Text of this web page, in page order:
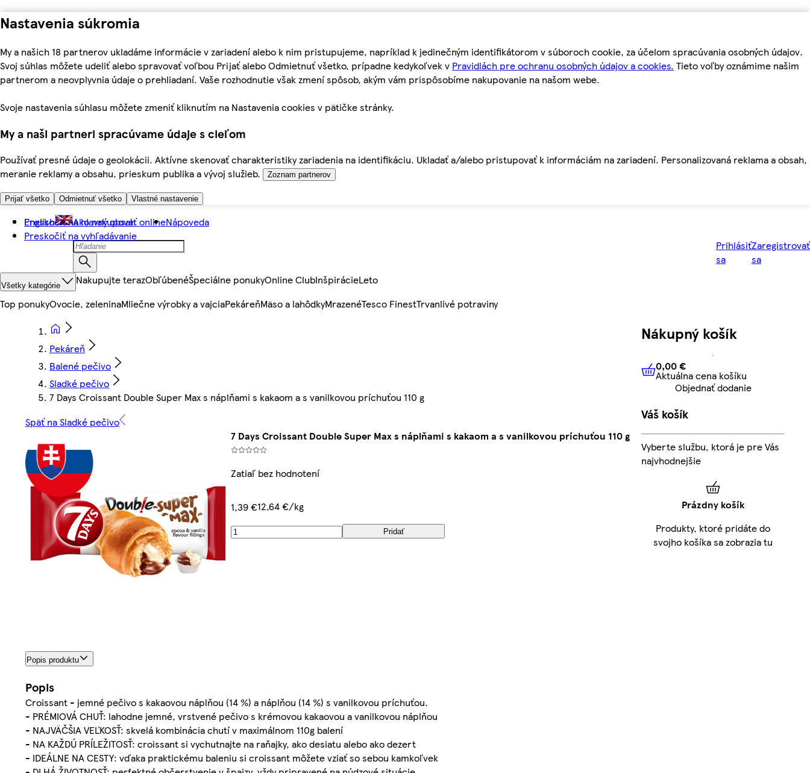
Nastavenia súkromia
My a našich 18 partnerov ukladáme informácie v zariadení alebo k nim pristupujeme, napríklad k jedinečným identifikátorom v súboroch cookie, za účelom spracúvania osobných údajov.
Svoj súhlas môžete udeliť alebo spravovať voľbou Prijať alebo Odmietnuť všetko, prípadne kedykoľvek v Pravidlách pre ochranu osobných údajov a cookies. Tieto voľby oznámime našim
partnerom a neovplyvnia údaje o prehliadaní. Vaše rozhodnutie však zmení spôsob, akým vám prispôsobíme nakupovanie na našom webe.
Svoje nastavenia súhlasu môžete zmeniť kliknutím na Nastavenia cookies v pätičke stránky.
My a naši partneri spracúvame údaje s cieľom
Používať presné údaje o geolokácii. Aktívne skenovať charakteristiky zariadenia na identifikáciu. Ukladať a/alebo pristupovať k informáciám na zariadení. Personalizovaná reklama a obsah,
meranie reklamy a obsahu, prieskum publika a vývoj služieb.
Zoznam partnerov
Prijať všetko Odmietnuť všetko Vlastné nastavenie
Preskočiť na hlavný obsah
Preskočiť na vyhľadávanie
English Ako nakupovať onlineNápoveda
Prihlásiť
sa
Zaregistrovať
sa
Všetky kategórie Nakupujte terazObľúbenéŠpeciálne ponukyOnline ClubInšpirácieLeto
Top ponukyOvocie, zeleninaMliečne výrobky a vajciaPekáreňMäso a lahôdkyMrazenéTesco FinestTrvanlivé potraviny
Pekáreň
Balené pečivo
Sladké pečivo
7 Days Croissant Double Super Max s náplňami s kakaom a s vanilkovou príchuťou 110 g
Späť na Sladké pečivo
7 Days Croissant Double Super Max s náplňami s kakaom a s vanilkovou príchuťou 110 g
Zatiaľ bez hodnotení
1,39 €12,64 €/kg
Pridať
Popis produktu
Popis
Croissant - jemné pečivo s kakaovou náplňou (14 %) a náplňou (14 %) s vanilkovou príchuťou.
- PRÉMIOVÁ CHUŤ: lahodne jemné, vrstvené pečivo s krémovou kakaovou a vanilkovou náplňou
- NAJVÄČŠIA VEĽKOSŤ: skvelá kombinácia chutí v maximálnom 110g balení
- NA KAŽDÚ PRÍLEŽITOSŤ: croissant si vychutnajte na raňajky, ako desiatu alebo ako dezert
- IDEÁLNE NA CESTY: vďaka praktickému baleniu si croissant môžete vziať so sebou kamkoľvek
Nákupný košík
0,00 € Aktuálna cena košíku
0,00 €
Aktuálna cena košíku
Objednať dodanie
Váš košík
Vyberte službu, ktorá je pre Vás
najvhodnejšie
Prázdny košík
Produkty, ktoré pridáte do
svojho košíka sa zobrazia tu